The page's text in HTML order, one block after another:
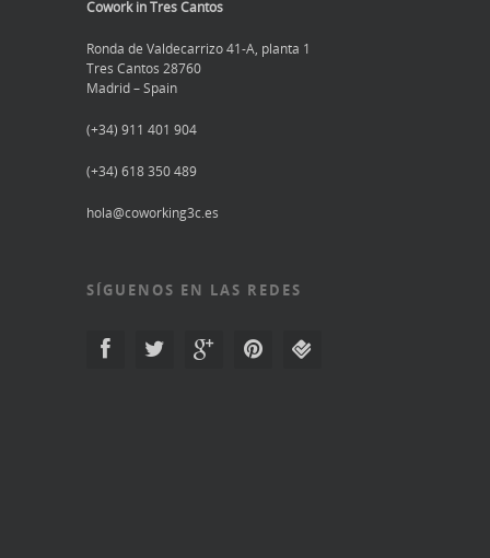
Cowork in Tres Cantos
Ronda de Valdecarrizo 41-A, planta 1
Tres Cantos 28760
Madrid – Spain
(+34) 911 401 904
(+34) 618 350 489
hola@coworking3c.es
SÍGUENOS EN LAS REDES